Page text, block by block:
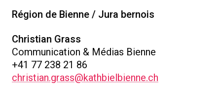
Région de Bienne / Jura bernois
Christian Grass
Communication & Médias Bienne
+41 77 238 21 86
christian.grass@kathbielbienne.ch